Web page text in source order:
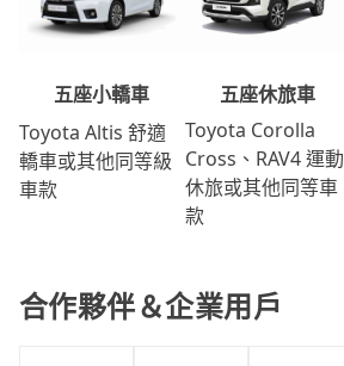
五座小轎車
Toyota Altis 舒適
轎車或其他同等級
車款
五座休旅車
Toyota Corolla
Cross、RAV4 運動
休旅或其他同等車
款
合作夥伴＆企業用戶